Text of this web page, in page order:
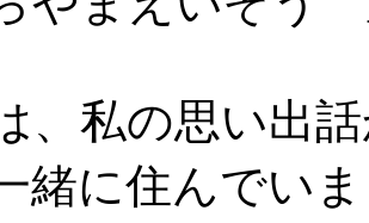
、私の思い出
緒に住んでい